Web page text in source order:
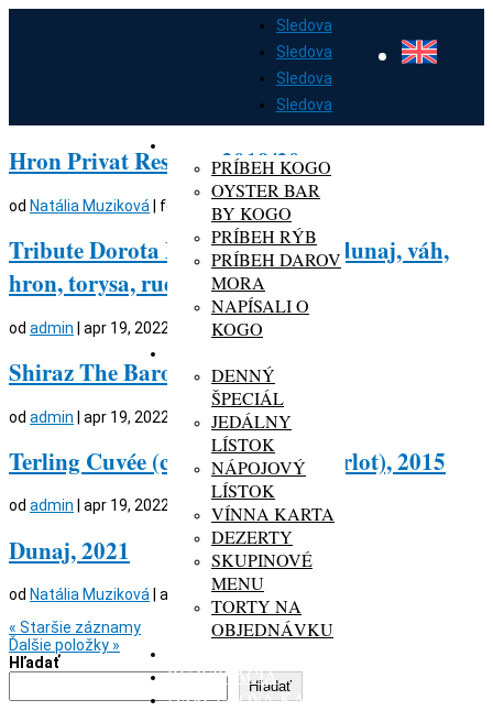
Sledova
Sledova
Sledova
Sledova
DOMOV
PRÍBEH KOGO
OYSTER BAR
BY KOGO
PRÍBEH RÝB
PRÍBEH DAROV
MORA
NAPÍSALI O
KOGO
DENNÝ
ŠPECIÁL
JEDÁLNY
LÍSTOK
NÁPOJOVÝ
LÍSTOK
VÍNNA KARTA
DEZERTY
SKUPINOVÉ
MENU
TORTY NA
OBJEDNÁVKU
REZERVÁCIA
DARČEKOVÁ KARTA
Hron Privat Reserve, 2019/20
od Natália Muziková feb 21, 2024
Tribute Dorota Premium Cuvée (dunaj, váh,
hron, torysa, rudava), 2020
od admin apr 19, 2022
Shiraz The Barossan, 2019
od admin | apr 19, 2022
Terling Cuvée (cab.sauv.frank.merlot), 2015
od admin apr 19, 2022
Dunaj, 2021
od Natália Muziková apr 13, 2023
« Staršie záznamy
Ďalšie položky »
Hľadať
Hľadať